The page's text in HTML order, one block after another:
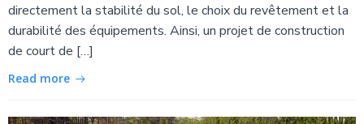
directement la stabilité du sol, le choix du revêtement et la
durabilité des équipements. Ainsi, un projet de construction
de court de […]
Read more